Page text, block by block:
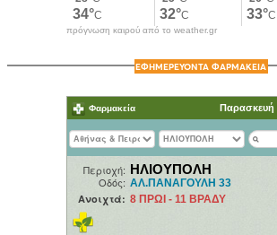
πρόγνωση καιρού από το weather.gr
ΕΦΗΜΕΡΕΥΟΝΤΑ ΦΑΡΜΑΚΕΙΑ